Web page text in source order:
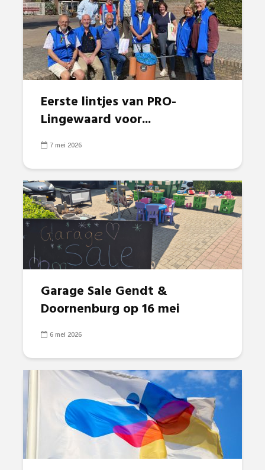
Eerste lintjes van PRO-
Lingewaard voor...
7 mei 2026
Garage Sale Gendt &
Doornenburg op 16 mei
6 mei 2026